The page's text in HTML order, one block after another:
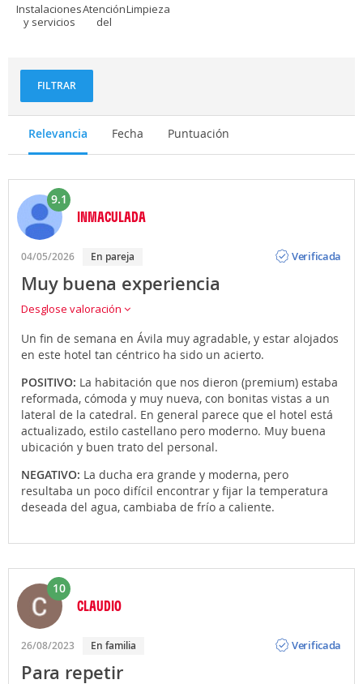
Instalaciones
y servicios
Atención
del
Limpieza
FILTRAR
Relevancia Fecha Puntuación
9.1
INMACULADA
04/05/2026 En pareja
Verificada
Muy buena experiencia
Desglose valoración
Un fin de semana en Ávila muy agradable, y estar alojados
en este hotel tan céntrico ha sido un acierto.
POSITIVO: La habitación que nos dieron (premium) estaba
reformada, cómoda y muy nueva, con bonitas vistas a un
lateral de la catedral. En general parece que el hotel está
actualizado, estilo castellano pero moderno. Muy buena
ubicación y buen trato del personal.
NEGATIVO: La ducha era grande y moderna, pero
resultaba un poco difícil encontrar y fijar la temperatura
deseada del agua, cambiaba de frío a caliente.
10
CLAUDIO
26/08/2023 En familia
Verificada
Para repetir